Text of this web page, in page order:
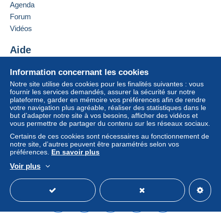
Si les conditions de vente du vendeur comportent
considérer comme nulles et non avenues. Les
conditions de paiement du site Delcampe, telles
que définies dans les
conditions d’utilisation
les seules applicables.
Les achats doivent être payés dans les14 jours
suivant la réception du décompte final de la part du
vendeur.
Vous pouvez regrouper vos encheres remportees, ils
seront en envoi simple, avec protection a bulles ou
carton, Frais de Livrason:
Union Européenne:
- Normal: (20gr. = 1,25 Euros)
- lettre 20 gr avec plus de 3 mm d'épaisseur = 2,35
Information concernant les cookies
Notre site utilise des cookies pour les finalités suivantes : vous
fournir les services demandés, assurer la sécurité sur notre
plateforme, garder en mémoire vos préférences afin de rendre
votre navigation plus agréable, réaliser des statistiques dans le
but d’adapter notre site à vos besoins, afficher des vidéos et
vous permettre de partager du contenu sur les réseaux sociaux.
Certains de ces cookies sont nécessaires au fonctionnement de
notre site, d’autres peuvent être paramétrés selon vos
préférences. En savoir plus
Voir plus
Agenda
Forum
Vidéos
Aide
Acheter sur Delcampe
Vendre sur Delcampe
Un site sécurisé